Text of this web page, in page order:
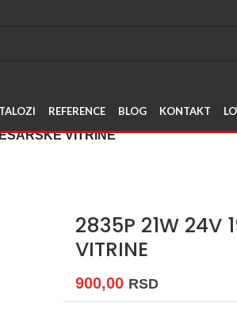
REFERENCE BLOG KONTAKT
VITRINE
2835P 21W 24V
VITRINE
900,00 RSD